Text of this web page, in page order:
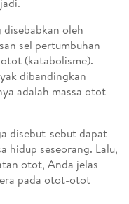
oleh
sel pertumbuhan
(katabolisme).
dibandingkan
adalah massa otot
disebut-sebut dapat
hidup seseorang. Lalu,
otot, Anda jelas
pada otot-otot